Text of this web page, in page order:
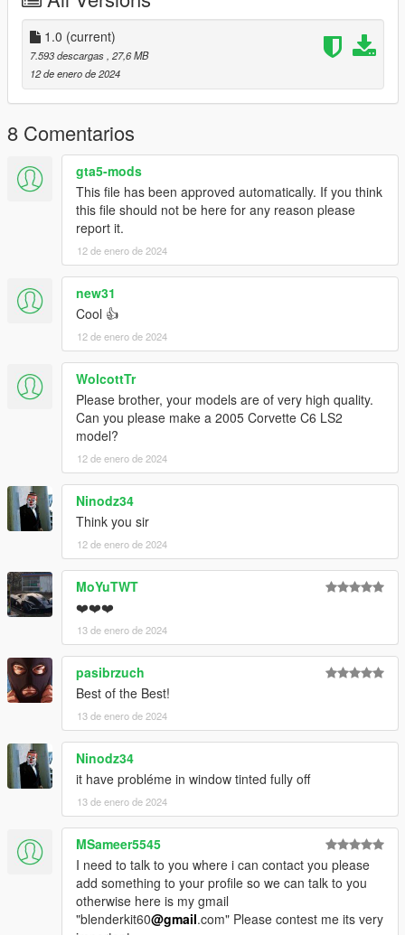
1.0 (current)
7.593 descargas , 27,6 MB
12 de enero de 2024
8 Comentarios
gta5-mods
This file has been approved automatically. If you think
this file should not be here for any reason please
report it.
12 de enero de 2024
new31
Cool 👍
12 de enero de 2024
WolcottTr
Please brother, your models are of very high quality.
Can you please make a 2005 Corvette C6 LS2
model?
12 de enero de 2024
Ninodz34
Think you sir
12 de enero de 2024
MoYuTWT
❤️❤️❤️
13 de enero de 2024
pasibrzuch
Best of the Best!
13 de enero de 2024
Ninodz34
it have probléme in window tinted fully off
13 de enero de 2024
MSameer5545
I need to talk to you where i can contact you please
add something to your profile so we can talk to you
otherwise here is my gmail
"blenderkit60@gmail.com" Please contest me its very